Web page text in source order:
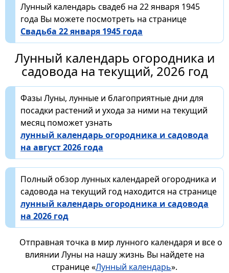
Лунный календарь свадеб на 22 января 1945
года Вы можете посмотреть на странице
Свадьба 22 января 1945 года
Лунный календарь огородника и
садовода на текущий, 2026 год
Фазы Луны, лунные и благоприятные дни для
посадки растений и ухода за ними на текущий
месяц поможет узнать
лунный календарь огородника и садовода
на август 2026 года
Полный обзор лунных календарей огородника и
садовода на текущий год находится на странице
лунный календарь огородника и садовода
на 2026 год
Отправная точка в мир лунного календаря и все о
влиянии Луны на нашу жизнь Вы найдете на
странице «Лунный календарь».